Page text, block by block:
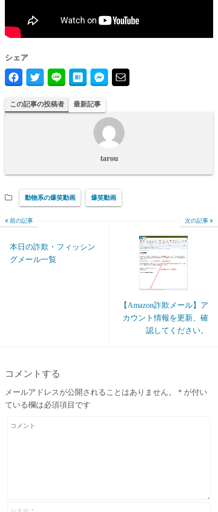
シェア
この記事の投稿者 最新記事
tarou
動物系の爆笑動画 爆笑動画
前の記事
本日の詐欺・フィッシン
グメール一覧
次の記事
【Amazon詐欺メール】ア
カウント情報を更新、確
認してください。
コメントする
メールアドレスが公開されることはありません。 * が付い
ている欄は必須項目です